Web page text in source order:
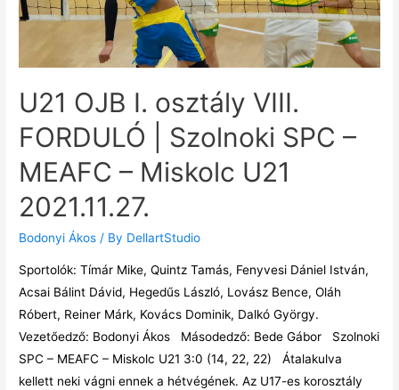
U21 OJB I. osztály VIII.
FORDULÓ | Szolnoki SPC –
MEAFC – Miskolc U21
2021.11.27.
Bodonyi Ákos / By DellartStudio
Sportolók: Tímár Mike, Quintz Tamás, Fenyvesi Dániel István,
Acsai Bálint Dávid, Hegedűs László, Lovász Bence, Oláh
Róbert, Reiner Márk, Kovács Dominik, Dalkó György.
Vezetőedző: Bodonyi Ákos Másodedző: Bede Gábor Szolnoki
SPC – MEAFC – Miskolc U21 3:0 (14, 22, 22) Átalakulva
kellett neki vágni ennek a hétvégének. Az U17-es korosztály